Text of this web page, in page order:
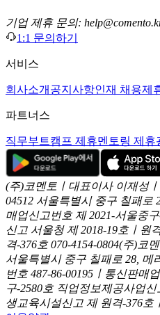
기업 제휴 문의:
1:1 문의하기
서비스
회사소개 공지사항인재 채용제
파트너스
직무부트캠프 제휴멘토링 제휴
(주)코멘토ㅣ대표이사 이재성
04512 서울특별시 중구 칠패로
매업신고번호 제 2021-서울중
신고 서울청 제 2018-19호ㅣ원
격-376호 070-4154-0804(주)코
서울특별시 중구 칠패로 28, 메
번호 487-86-00195ㅣ통신판매
구-2580호 직업정보제공사업신
생교육시설신고 제 원격-376호